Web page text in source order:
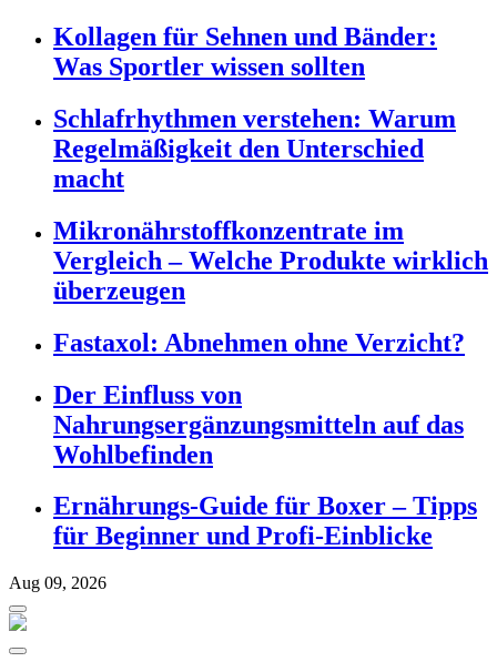
Kollagen für Sehnen und Bänder:
Was Sportler wissen sollten
Schlafrhythmen verstehen: Warum
Regelmäßigkeit den Unterschied
macht
Mikronährstoffkonzentrate im
Vergleich – Welche Produkte wirklich
überzeugen
Fastaxol: Abnehmen ohne Verzicht?
Der Einfluss von
Nahrungsergänzungsmitteln auf das
Wohlbefinden
Ernährungs-Guide für Boxer – Tipps
für Beginner und Profi-Einblicke
Aug 09, 2026